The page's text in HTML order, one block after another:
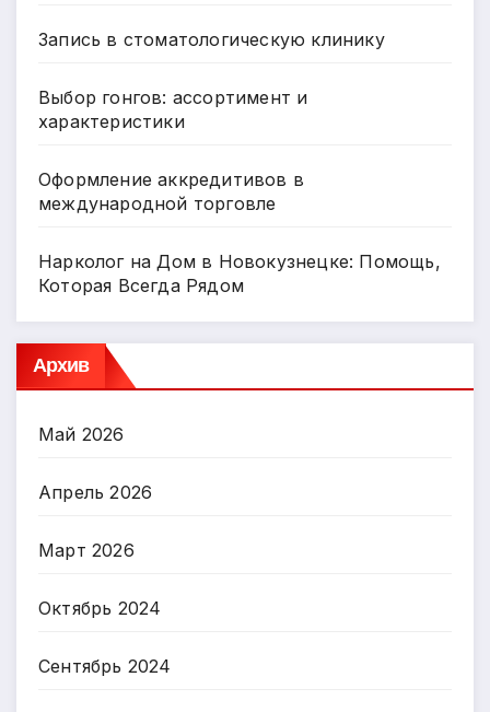
Запись в стоматологическую клинику
Выбор гонгов: ассортимент и
характеристики
Оформление аккредитивов в
международной торговле
Нарколог на Дом в Новокузнецке: Помощь,
Которая Всегда Рядом
Архив
Май 2026
Апрель 2026
Март 2026
Октябрь 2024
Сентябрь 2024